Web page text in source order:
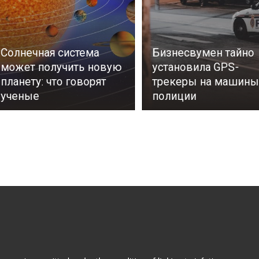
Солнечная система
может получить новую
планету: что говорят
ученые
Бизнесвумен тайно
установила GPS-
трекеры на машины
полиции